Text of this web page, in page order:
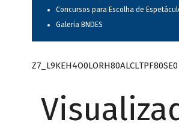
Concursos para Escolha de
Galeria BNDES
Z7_L9KEH4O0LORH80ALCLTPF80SE0